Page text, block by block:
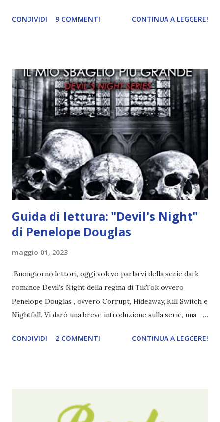
incontrano e Hesediel mostra loro come combattere i puri.
angelo puro, Elemiah. Ma, a differenza di cosa pensano,
l'angelo non ha intenzione di fare una strage, piuttosto è lì
per avvertili che Mikael non è più "l'angelo puro" che
credono e che potrebbe aver ucciso altri mezzi angeli, tipo
Rafael. A quelle parole, Haniel seguito da altri ibridi, si reca
nell'appartamento, senza risultati. Infine cercano nella
chiesetta. Lì trovano Rafael alle prese con gli angeli puri,
ma questa volta ...
CONDIVIDI 9 COMMENTI CONTINUA A LEGGERE!
Guida di lettura: "Devil's Night"
di Penelope Douglas
maggio 01, 2023
Buongiorno lettori, oggi volevo parlarvi della serie dark
romance Devil’s Night della regina di TikTok ovvero
Penelope Douglas , ovvero Corrupt, Hideaway, Kill Switch e
Nightfall. Vi darò una breve introduzione sulla serie, una
e anche un breve commento sui libri singoli. I libri sono in
Pagine: 448 Editore: Newton Compton Editori
CONDIVIDI 2 COMMENTI CONTINUA A LEGGERE!